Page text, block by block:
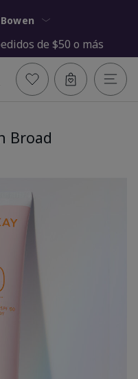
Stephanie Bowen
de $50 o más
Broad